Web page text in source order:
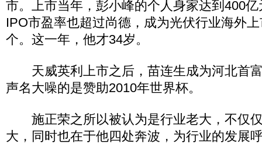
市。上市当年，彭小峰的个人身家达到400
IPO市盈率也超过尚德，成为光伏行业海外
个。这一年，他才34岁。
天威英利上市之后，苗连生成为河北首
声名大噪的是赞助2010年世界杯。
施正荣之所以被认为是行业老大，不仅
大，同时也在于他四处奔波，为行业的发展